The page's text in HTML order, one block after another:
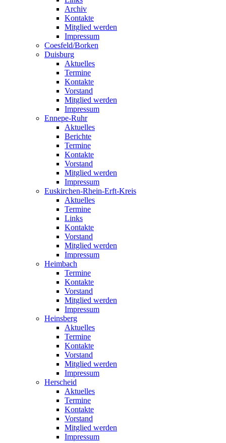
Archiv
Kontakte
Mitglied werden
Impressum
Coesfeld/Borken
Duisburg
Aktuelles
Termine
Kontakte
Vorstand
Mitglied werden
Impressum
Ennepe-Ruhr
Aktuelles
Berichte
Termine
Kontakte
Vorstand
Mitglied werden
Impressum
Euskirchen-Rhein-Erft-Kreis
Aktuelles
Termine
Links
Kontakte
Vorstand
Mitglied werden
Impressum
Heimbach
Termine
Kontakte
Vorstand
Mitglied werden
Impressum
Heinsberg
Aktuelles
Termine
Kontakte
Vorstand
Mitglied werden
Impressum
Herscheid
Aktuelles
Termine
Kontakte
Vorstand
Mitglied werden
Impressum